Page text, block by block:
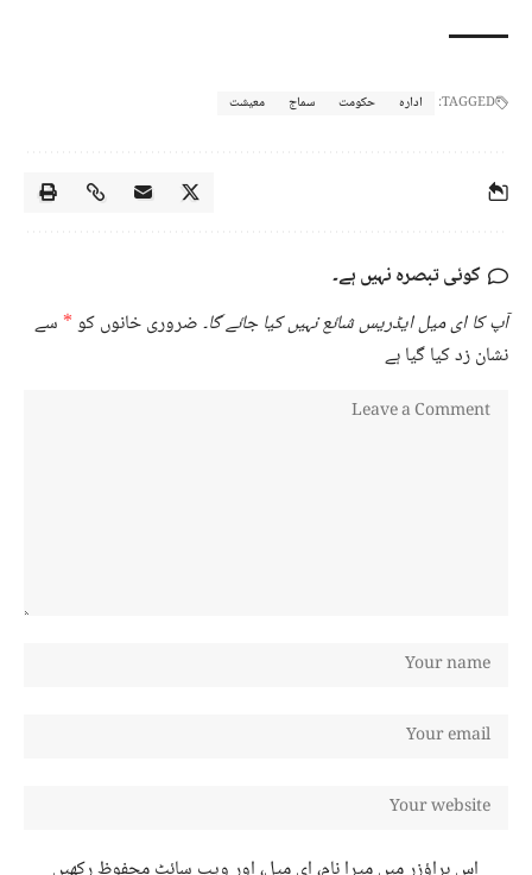
TAGGED: ادارہ حکومت سماج معیشت
کوئی تبصرہ نہیں ہے۔
آپ کا ای میل ایڈریس شائع نہیں کیا جائے گا۔ضروری خانوں کو* سے
نشان زد کیا گیا ہے